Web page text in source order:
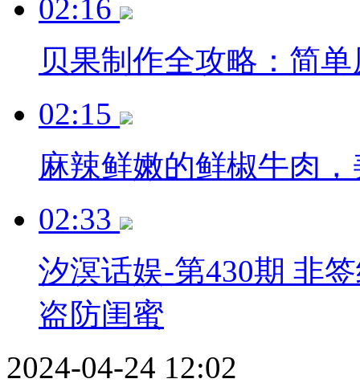
02:16
贝果制作全攻略：简
02:15
麻辣鲜嫩的鲜椒牛肉
02:33
汐溟话娱-第430期 非
盗防闺蜜
2024-04-24 12:02